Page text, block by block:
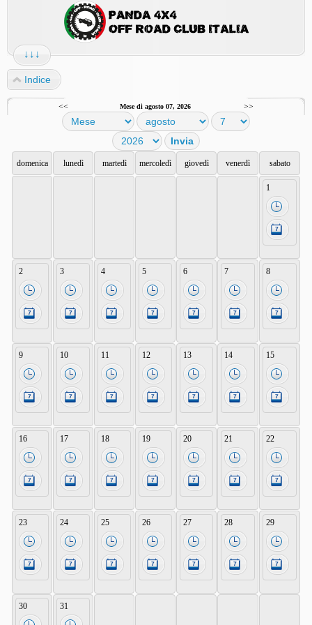
↓↓↓
Indice
<< Mese di agosto 07, 2026 >>
domenica lunedì martedì mercoledì giovedì venerdì sabato
1
2 3 4 5 6 7 8
9 10 11 12 13 14 15
16 17 18 19 20 21 22
23 24 25 26 27 28 29
30 31